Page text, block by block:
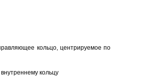
кольцо, центрируемое по
кольцу